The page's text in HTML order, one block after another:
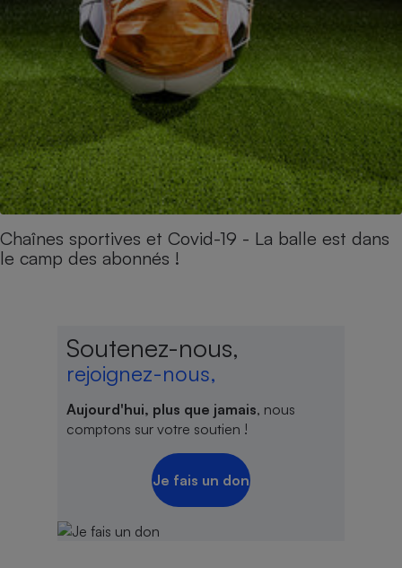
Chaînes sportives et Covid-19 - La balle est dans
le camp des abonnés !
Soutenez-nous,
rejoignez-nous,
Aujourd'hui, plus que jamais, nous
comptons sur votre soutien !
Je fais un don